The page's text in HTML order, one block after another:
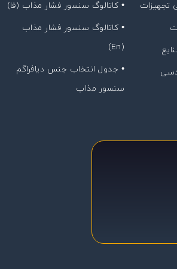
تجهیزات • کاتالوگ سنسور فشار مذاب (فا)
• کاتالوگ سنسور فشار مذاب
(En)
• جدول انتخاب جنس دیافراگم
سنسور مذاب